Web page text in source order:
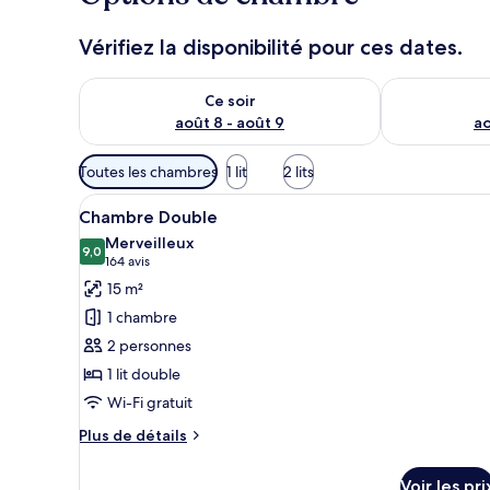
Vérifiez la disponibilité pour ces dates.
Ce soir
août 8 - août 9
Vérifier la disponibilité pour ce soir août 8 - août 9
Vérifier la
Filtres
disponibles
pour
les
chambres
Toutes les chambres 1 lit 2 lits
Afficher
toutes
les
photos
pour
ce
type
de
chambre :
Chambre
Une chambre d’hôtel équipée
7
Chambre Double
9,09,0 sur 10
Merveilleux
164 avis
(164 avis)
15 m²
1 chambre
2 personnes
1 lit double
Wi-Fi gratuit
Plus de détails
Plus